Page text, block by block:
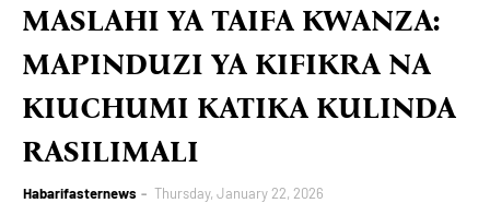
MASLAHI YA TAIFA KWANZA:
MAPINDUZI YA KIFIKRA NA
KIUCHUMI KATIKA KULINDA
RASILIMALI
Habarifasternews Thursday, January 22, 2026